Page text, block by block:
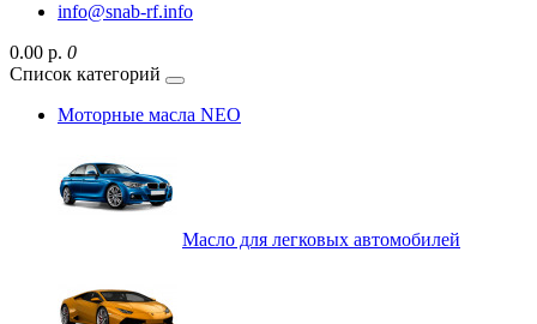
info@snab-rf.info
0.00 р. 0
Список категорий
Моторные масла NEO
Масло для легковых автомобилей